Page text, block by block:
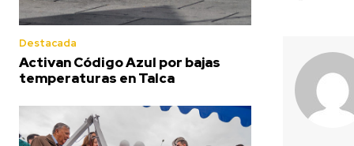
Destacada
Activan Código Azul por bajas
temperaturas en Talca